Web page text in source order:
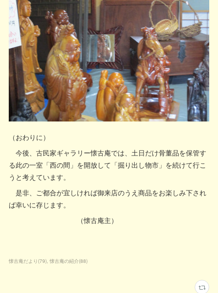
（おわりに）
今後、古民家ギャラリー懐古庵では、土日だけ骨董品を保管す
る此の一室「西の間」を開放して「掘り出し物市」を続けて行こ
うと考えています。
是非、ご都合が宜しければ御来店のうえ商品をお楽しみ下され
ば幸いに存じます。
（懐古庵主）
懐古庵だより (79) 懐古庵の紹介(88)